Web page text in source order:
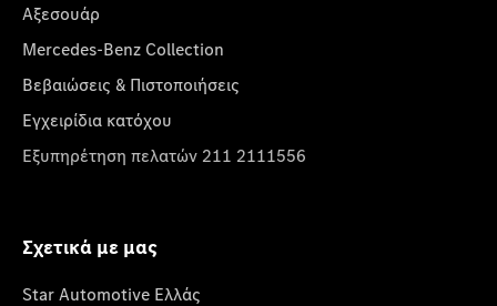
Αξεσουάρ
Mercedes-Benz Collection
Βεβαιώσεις & Πιστοποιήσεις
Εγχειρίδια κατόχου
Εξυπηρέτηση πελατών 211 2111556
Σχετικά με μας
Star Automotive Ελλάς